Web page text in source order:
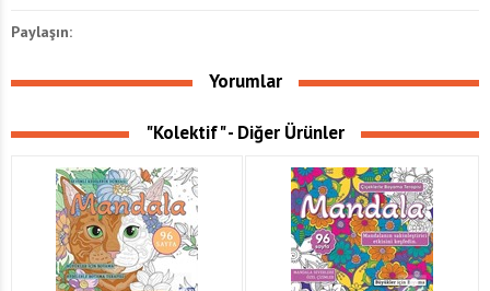
Paylaşın:
Yorumlar
"Kolektif" - Diğer Ürünler